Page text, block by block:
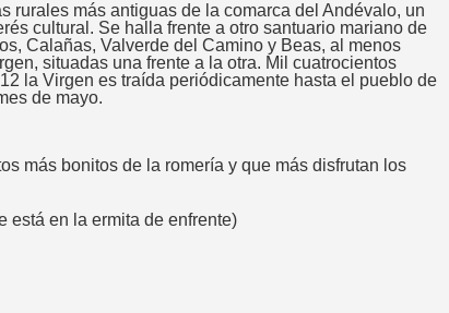
rurales más antiguas de la comarca del Andévalo, un
cultural. Se halla frente a otro santuario mariano de
Calañas, Valverde del Camino y Beas, al menos
situadas una frente a la otra. Mil cuatrocientos
la Virgen es traída periódicamente hasta el pueblo de
de mayo.
más bonitos de la romería y que más disfrutan los
está en la ermita de enfrente)